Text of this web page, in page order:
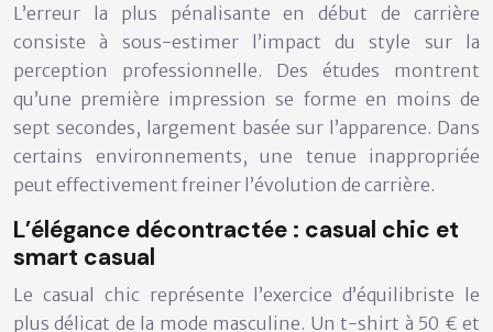
L’erreur la plus pénalisante en début de carrière
consiste à sous-estimer l’impact du style sur la
perception professionnelle. Des études montrent
qu’une première impression se forme en moins de
sept secondes, largement basée sur l’apparence. Dans
certains environnements, une tenue inappropriée
peut effectivement freiner l’évolution de carrière.
L’élégance décontractée : casual chic et
smart casual
Le casual chic représente l’exercice d’équilibriste le
plus délicat de la mode masculine. Un t-shirt à 50 € et